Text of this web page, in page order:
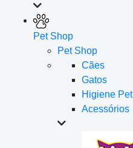
Pet Shop
Pet Shop
Cães
Gatos
Higiene Pet
Acessórios